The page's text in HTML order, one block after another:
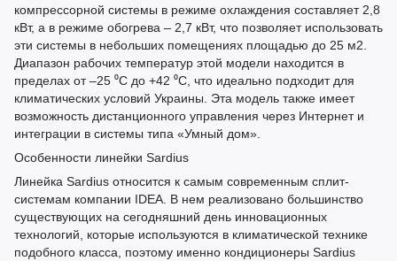
компрессорной системы в режиме охлаждения составляет 2,8
кВт, а в режиме обогрева – 2,7 кВт, что позволяет использовать
эти системы в небольших помещениях площадью до 25 м2.
Диапазон рабочих температур этой модели находится в
пределах от –25 ⁰С до +42 ⁰С, что идеально подходит для
климатических условий Украины. Эта модель также имеет
возможность дистанционного управления через Интернет и
интеграции в системы типа «Умный дом».
Особенности линейки Sardius
Линейка Sardius относится к самым современным сплит-
системам компании IDEA. В нем реализовано большинство
существующих на сегодняшний день инновационных
технологий, которые используются в климатической технике
подобного класса, поэтому именно кондиционеры Sardius